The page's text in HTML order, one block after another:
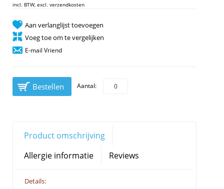
incl. BTW, excl. verzendkosten
Aan verlanglijst toevoegen
Voeg toe om te vergelijken
E-mail Vriend
Bestellen Aantal:
Product omschrijving
Allergie informatie
Reviews
Details: